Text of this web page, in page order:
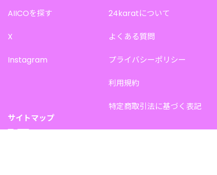
AIICOを探す
X
Instagram
24karatについて
よくある質問
プライバシーポリシー
利用規約
特定商取引法に基づく表記
サイトマップ